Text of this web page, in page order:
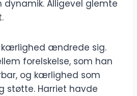
Alligevel glemte
kærlighed ændrede sig.
forelskelse, som han
og kærlighed som
støtte. Harriet havde